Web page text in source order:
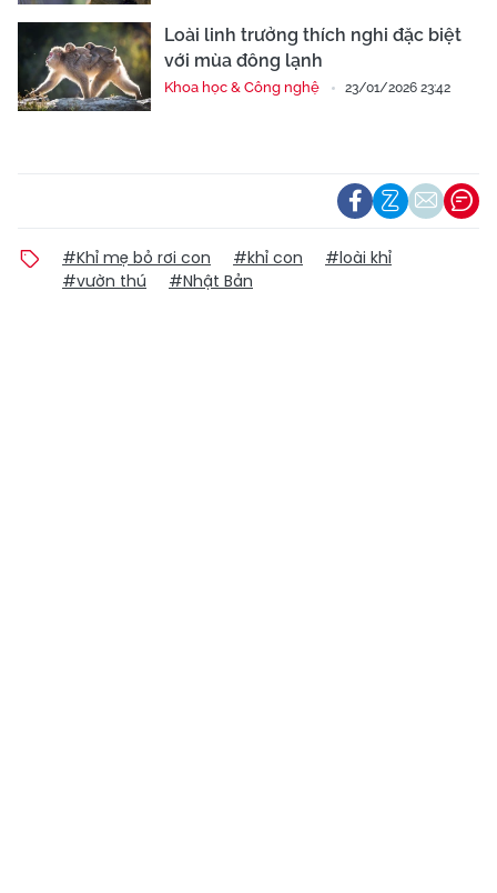
Loài linh trưởng thích nghi đặc biệt
với mùa đông lạnh
Khoa học & Công nghệ 23/01/2026 23:42
#Khỉ mẹ bỏ rơi con #khỉ con
#loài khỉ
#vườn thú
#Nhật Bản